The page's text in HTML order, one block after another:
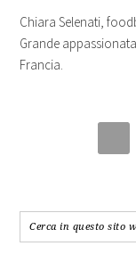
Chiara Selenati,
Grande
Francia.